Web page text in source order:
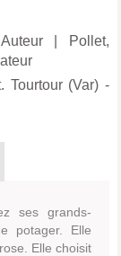
|
Pollet,
Tourtour (Var) -
ses grands-
potager. Elle
Elle choisit